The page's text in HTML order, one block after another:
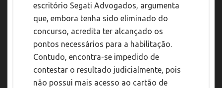
escritório Segati Advogados, argumenta
que, embora tenha sido eliminado do
concurso, acredita ter alcançado os
pontos necessários para a habilitação.
Contudo, encontra-se impedido de
contestar o resultado judicialmente, pois
não possui mais acesso ao cartão de